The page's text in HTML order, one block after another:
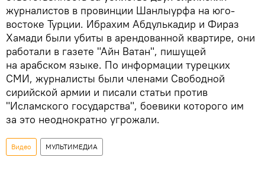
журналистов в провинции Шанлыурфа на юго-
востоке Турции. Ибрахим Абдулькадир и Фираз
Хамади были убиты в арендованной квартире, они
работали в газете "Айн Ватан", пишущей
на арабском языке. По информации турецких
СМИ, журналисты были членами Свободной
сирийской армии и писали статьи против
"Исламского государства", боевики которого им
за это неоднократно угрожали.
Видео МУЛЬТИМЕДИА